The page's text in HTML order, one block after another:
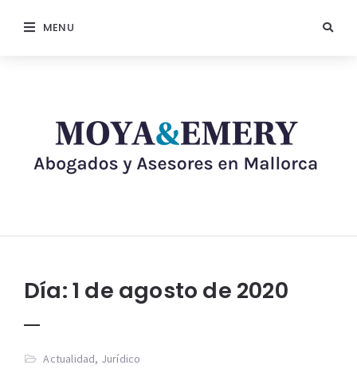
MENU
Día:1 de agosto de 2020
Actualidad, Jurídico